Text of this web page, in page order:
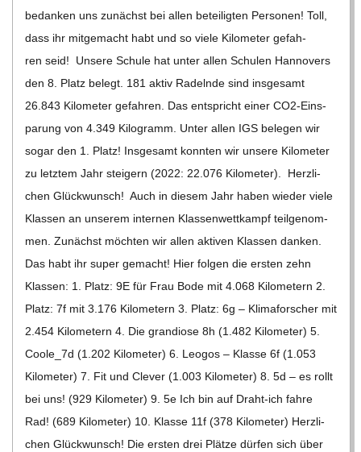
bedan­ken uns zunächst bei allen betei­lig­ten Per­so­nen! Toll,
dass ihr mit­ge­macht habt und so viele Kilo­me­ter gefah­
ren seid! Unsere Schule hat unter allen Schu­len Han­no­vers
den 8. Platz belegt. 181 aktiv Radelnde sind ins­ge­samt
26.843 Kilo­me­ter gefah­ren. Das ent­spricht einer CO2-Ein­s­
pa­rung von 4.349 Kilo­gramm. Unter allen IGS bele­gen wir
sogar den 1. Platz! Ins­ge­samt konn­ten wir unsere Kilo­me­ter
zu letz­tem Jahr stei­gern (2022: 22.076 Kilo­me­ter). Herz­li­
chen Glück­wunsch! Auch in die­sem Jahr haben wie­der viele
Klas­sen an unse­rem inter­nen Klas­sen­wett­kampf teil­ge­nom­
men. Zunächst möch­ten wir allen akti­ven Klas­sen dan­ken.
Das habt ihr super gemacht! Hier fol­gen die ers­ten zehn
Klas­sen: 1. Platz: 9E für Frau Bode mit 4.068 Kilo­me­tern 2.
Platz: 7f mit 3.176 Kilo­me­tern 3. Platz: 6g – Kli­ma­for­scher mit
2.454 Kilo­me­tern 4. Die gran­diose 8h (1.482 Kilo­me­ter) 5.
Coole_​​7d (1.202 Kilo­me­ter) 6. Leo­gos – Klasse 6f (1.053
Kilo­me­ter) 7. Fit und Cle­ver (1.003 Kilo­me­ter) 8. 5d – es rollt
bei uns! (929 Kilo­me­ter) 9. 5e Ich bin auf Draht-ich fahre
Rad! (689 Kilo­me­ter) 10. Klasse 11f (378 Kilo­me­ter) Herz­li­
chen Glück­wunsch! Die ers­ten drei Plätze dür­fen sich über